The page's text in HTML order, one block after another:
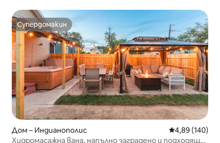
Супердомакин
Супердомакин
Дом – Индианополис Средна
4,89 (140)
Хидромасажна вана, напълно заградено и подходящо